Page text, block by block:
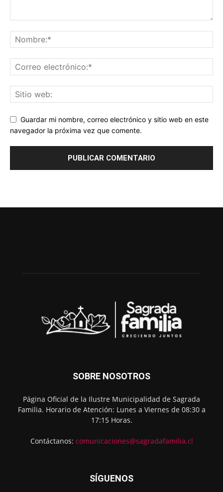
Guardar mi nombre, correo electrónico y sitio web en este
navegador la próxima vez que comente.
SOBRE NOSOTROS
Página Oficial de la Ilustre Municipalidad de Sagrada
Familia. Horario de Atención: Lunes a Viernes de 08:30 a
17:15 Horas.
Contáctanos: comunicaciones@sagradafamilia.cl
SÍGUENOS